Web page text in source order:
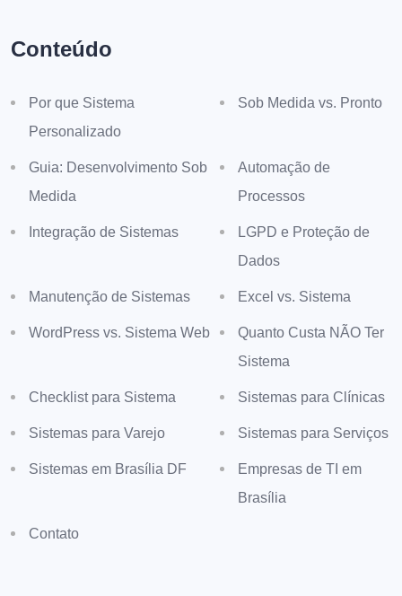
Conteúdo
Por que Sistema
Personalizado
Sob Medida vs. Pronto
Guia: Desenvolvimento Sob
Medida
Automação de
Processos
Integração de Sistemas
LGPD e Proteção de
Dados
Manutenção de Sistemas Excel vs. Sistema
WordPress vs. Sistema Web
Quanto Custa NÃO Ter
Sistema
Checklist para Sistema Sistemas para Clínicas
Sistemas para Varejo Sistemas para Serviços
Sistemas em Brasília DF
Empresas de TI em
Brasília
Contato